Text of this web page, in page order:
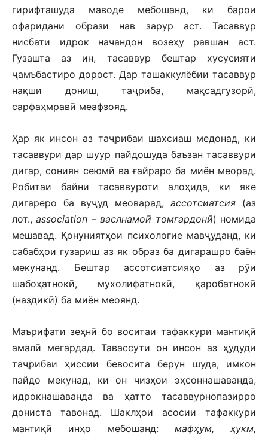
гирифташуда маводе мебошанд, ки барои
офаридани образи нав зарур аст. Тасаввур
нисбати идрок начандон возеҳу равшан аст.
Гузашта аз ин, тасаввур бештар хусусияти
ҷамъбастиро дорост. Дар ташаккулёбии тасаввур
нақши дониш, таҷриба, мақсадгузорӣ,
сарфаҳмравӣ меафзояд.
Ҳар як инсон аз таҷрибаи шахсиаш медонад, ки
тасаввури дар шуур пайдошуда баъзан тасаввури
дигар, сониян сеюмӣ ва ғайраро ба миён меорад.
Робитаи байни тасаввуроти алоҳида, ки яке
дигареро ба вуҷуд меоварад, ассотсиатсия (аз
лот.,association – васлнамоӣ томгардонӣ) номида
мешавад. Қонуниятҳои психологие мавҷуданд, ки
сабабҳои гузариш аз як образ ба дигарашро баён
мекунанд. Бештар ассотсиатсияҳо аз рӯи
шабоҳатнокӣ, мухолифатнокӣ, қаробатнокӣ
(наздикӣ) ба миён меоянд.
Маърифати зеҳнӣ бо воситаи тафаккури мантиқӣ
амалӣ мегардад. Тавассути он инсон аз ҳудуди
таҷрибаи ҳиссии бевосита берун шуда, имкон
пайдо мекунад, ки он чизҳои эҳсоннашаванда,
идрокнашаванда ва ҳатто тасаввурнопазирро
дониста тавонад. Шаклҳои асосии тафаккури
мантиқӣ инҳо мебошанд: мафҳум, ҳукм,